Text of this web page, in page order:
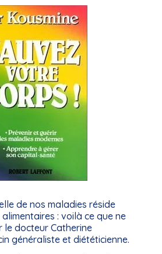
de nos maladies réside
: voilà ce que ne
le docteur Catherine
généraliste et diététicienne.